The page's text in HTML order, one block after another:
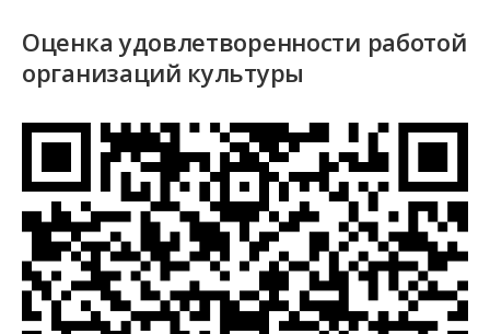
Оценка удовлетворенности работой
организаций культуры